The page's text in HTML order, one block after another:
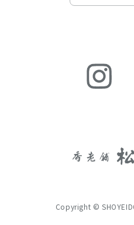
Copyright ©